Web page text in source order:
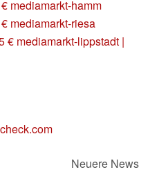
mediamarkt-hamm
mediamarkt-riesa
€ mediamarkt-lippstadt |
Neuere News